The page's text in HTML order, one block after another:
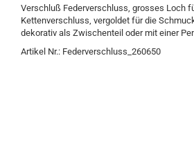
Verschluß Federverschluss, grosses Loch
Kettenverschluss, vergoldet für die
dekorativ als Zwischenteil oder mit einer
Artikel Nr.: Federverschluss_260650